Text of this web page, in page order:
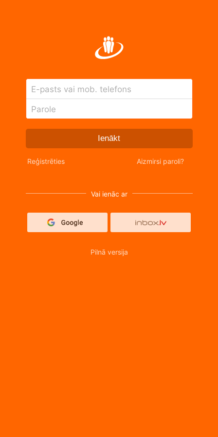
E-pasts vai mob. telefons
Parole
Ienākt
Reģistrēties Aizmirsi paroli?
Vai ienāc ar
Pilnā versija